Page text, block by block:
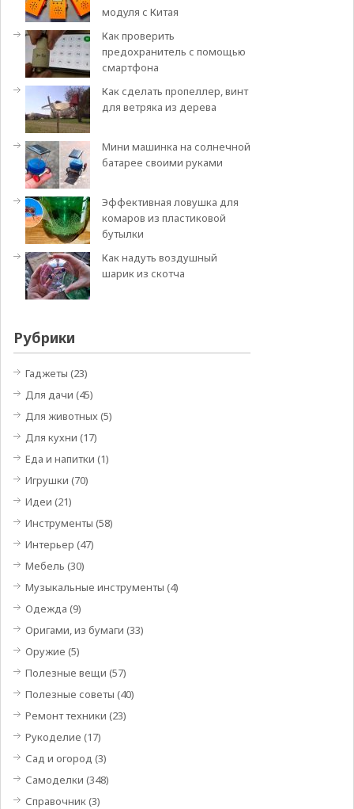
модуля с Китая
Как проверить
предохранитель с помощью
смартфона
Как сделать пропеллер, винт
для ветряка из дерева
Мини машинка на солнечной
батарее своими руками
Эффективная ловушка для
комаров из пластиковой
бутылки
Как надуть воздушный
шарик из скотча
Рубрики
Гаджеты (23)
Для дачи (45)
Для животных(5)
Для кухни (17)
Еда и напитки (1)
Игрушки (70)
Идеи (21)
Инструменты (58)
Интерьер (47)
Мебель (30)
Музыкальные инструменты (4)
Одежда (9)
Оригами, из бумаги (33)
Оружие (5)
Полезные вещи (57)
Полезные советы (40)
Ремонт техники (23)
Рукоделие (17)
Сад и огород (3)
Самоделки (348)
Справочник(3)